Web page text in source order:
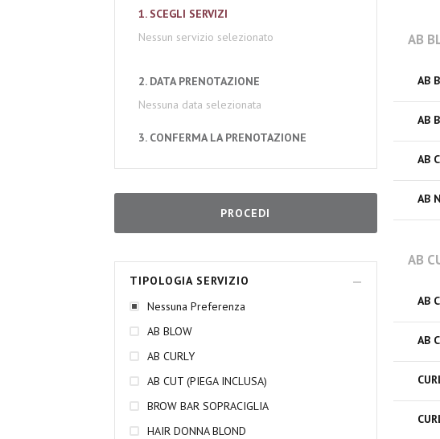
1. SCEGLI SERVIZI
Nessun servizio selezionato
2. DATA PRENOTAZIONE
Nessuna data selezionata
3. CONFERMA LA PRENOTAZIONE
PROCEDI
TIPOLOGIA SERVIZIO
Nessuna Preferenza
AB BLOW
AB CURLY
AB CUT (PIEGA INCLUSA)
BROW BAR SOPRACIGLIA
HAIR DONNA BLOND
AB
AB
AB
AB
AB
AB
AB
AB